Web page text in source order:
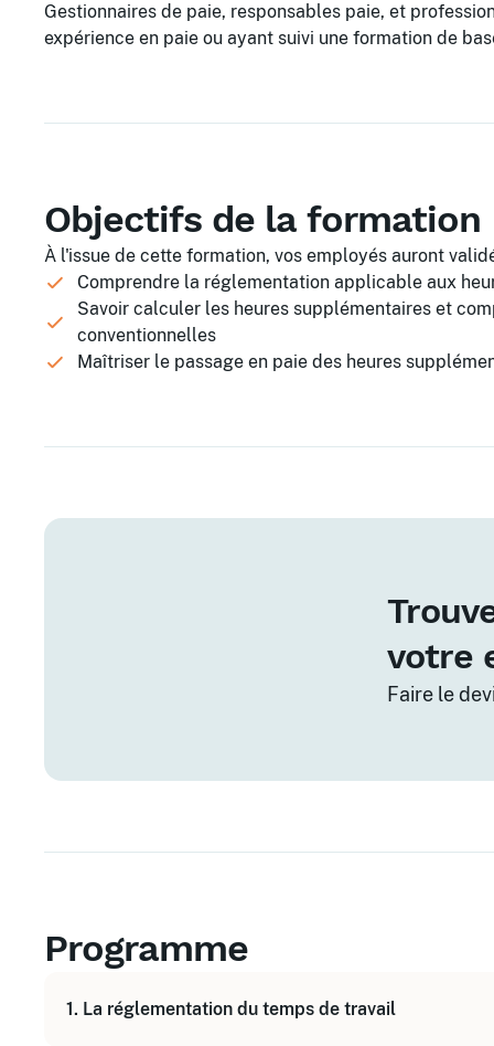
Gestionnaires de paie, responsables paie, et
expérience en paie ou ayant suivi une formation de
Objectifs de la formation
À l'issue de cette formation, vos employés auront
Comprendre la réglementation applicable aux
Savoir calculer les heures supplémentaires et
conventionnelles
Maîtriser le passage en paie des heures
votre
Faire le
Programme
1. La réglementation du temps de travail